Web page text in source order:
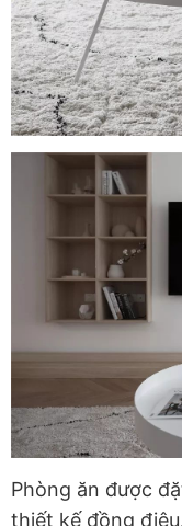
Phòng ăn được
thiết kế đồng